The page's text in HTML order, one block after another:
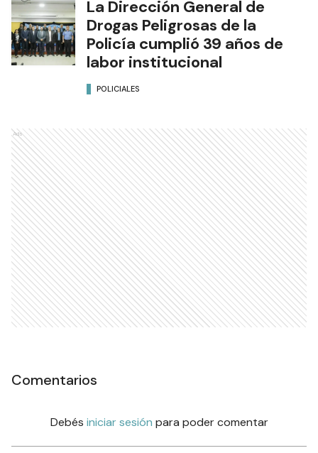
La Dirección General de
Drogas Peligrosas de la
Policía cumplió 39 años de
labor institucional
POLICIALES
Ads
Comentarios
Debés iniciar sesión para poder comentar